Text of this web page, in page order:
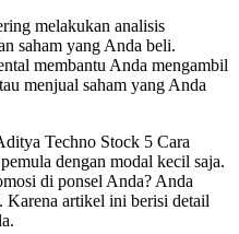
melakukan analisis
saham yang Anda beli.
membantu Anda mengambil
menjual saham yang Anda
Techno Stock 5 Cara
dengan modal kecil saja.
di ponsel Anda? Anda
Karena artikel ini berisi detail